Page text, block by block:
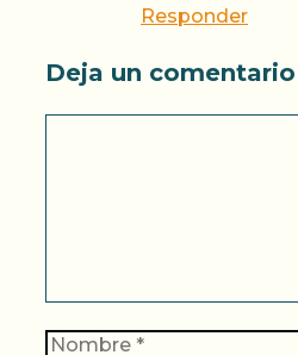
Responder
Deja un comentario
Nombre